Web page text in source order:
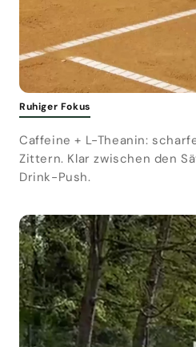
Ruhiger Fokus
Caffeine + L-Theanin:
Zittern. Klar zwischen den
Drink-Push.